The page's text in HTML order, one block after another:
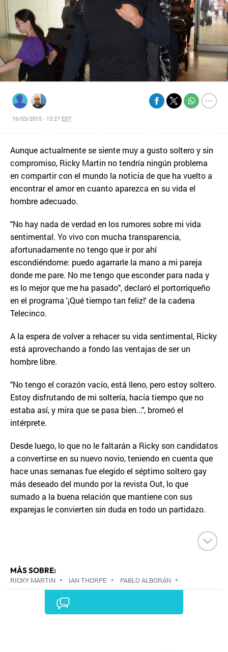
16/03/2015 - 13:27 EST
Aunque actualmente se siente muy a gusto soltero y sin
compromiso, Ricky Martin no tendría ningún problema
en compartir con el mundo la noticia de que ha vuelto a
encontrar el amor en cuanto aparezca en su vida el
hombre adecuado.
"No hay nada de verdad en los rumores sobre mi vida
sentimental. Yo vivo con mucha transparencia,
afortunadamente no tengo que ir por ahí
escondiéndome: puedo agarrarle la mano a mi pareja
donde me pare. No me tengo que esconder para nada y
es lo mejor que me ha pasado", declaró el portorriqueño
en el programa '¡Qué tiempo tan feliz!' de la cadena
Telecinco.
A la espera de volver a rehacer su vida sentimental, Ricky
está aprovechando a fondo las ventajas de ser un
hombre libre.
"No tengo el corazón vacío, está lleno, pero estoy soltero.
Estoy disfrutando de mi soltería, hacía tiempo que no
estaba así, y mira que se pasa bien...", bromeó el
intérprete.
Desde luego, lo que no le faltarán a Ricky son candidatos
a convertirse en su nuevo novio, teniendo en cuenta que
hace unas semanas fue elegido el séptimo soltero gay
más deseado del mundo por la revista Out, lo que
sumado a la buena relación que mantiene con sus
exparejas le convierten sin duda en todo un partidazo.
MÁS SOBRE:
RICKY MARTIN • IAN THORPE • PABLO ALBORÁN •